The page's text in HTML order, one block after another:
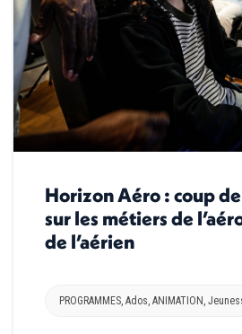
Horizon Aéro : coup
sur les métiers de
de l’aérien
PROGRAMMES, Ados, ANIMATION ,